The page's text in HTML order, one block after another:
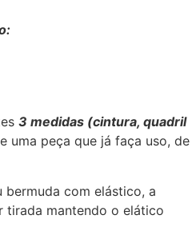
3 medidas (cintura, quadril
uma peça que já faça uso, de
bermuda com elástico, a
tirada mantendo o elático